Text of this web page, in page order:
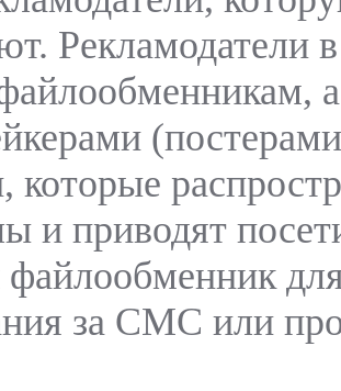
Рекламодатели
которые
и приводят
за СМС или